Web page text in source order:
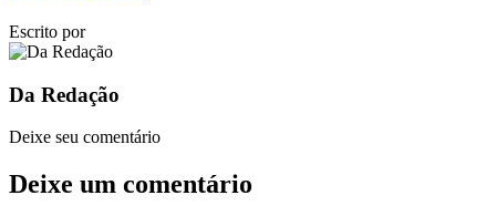
Escrito por
Da Redação
Deixe seu comentário
Deixe um comentário